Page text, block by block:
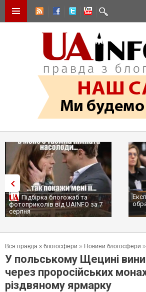
Підбірка блогожаб та
фотоприколів від UAINFO за 7
серпня
Вся правда з блогосфери » Новини блогосфери »
У польському Щецині
через проросійських
різдвяному ярмарку